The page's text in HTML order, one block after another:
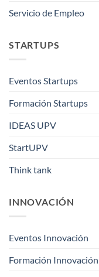
Servicio de Empleo
STARTUPS
Eventos Startups
Formación Startups
IDEAS UPV
StartUPV
Think tank
INNOVACIÓN
Eventos Innovación
Formación Innovación